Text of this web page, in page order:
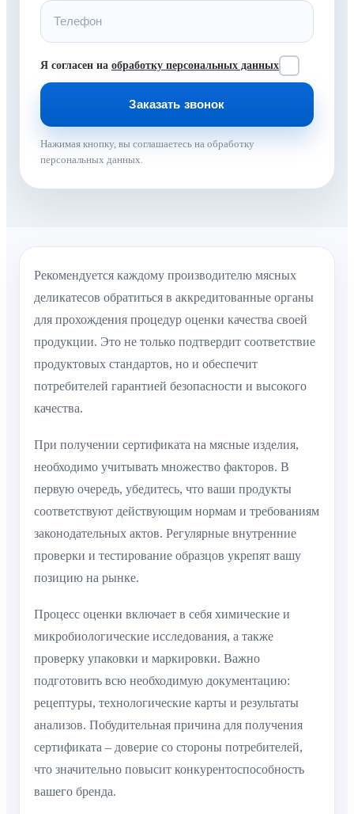
Я согласен на обработку персональных данных
Нажимая кнопку, вы соглашаетесь на обработку
персональных данных.
Рекомендуется каждому производителю мясных
деликатесов обратиться в аккредитованные органы
для прохождения процедур оценки качества своей
продукции. Это не только подтвердит соответствие
продуктовых стандартов, но и обеспечит
потребителей гарантией безопасности и высокого
качества.
При получении сертификата на мясные изделия,
необходимо учитывать множество факторов. В
первую очередь, убедитесь, что ваши продукты
соответствуют действующим нормам и требованиям
законодательных актов. Регулярные внутренние
проверки и тестирование образцов укрепят вашу
позицию на рынке.
Процесс оценки включает в себя химические и
микробиологические исследования, а также
проверку упаковки и маркировки. Важно
подготовить всю необходимую документацию:
рецептуры, технологические карты и результаты
анализов. Побудительная причина для получения
сертификата – доверие со стороны потребителей,
что значительно повысит конкурентоспособность
вашего бренда.